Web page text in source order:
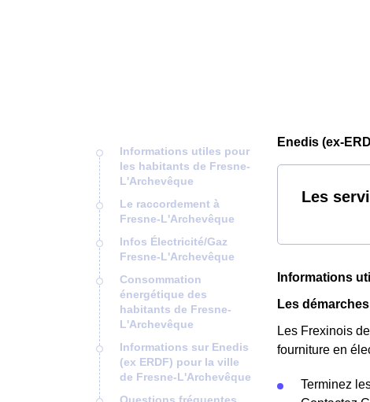
Informations utiles pour
les habitants de Fresne-
L'Archevêque
Le raccordement à
Fresne-L'Archevêque
Infos Électricité/Gaz
Fresne-L'Archevêque
Consommation
énergétique des
habitants de Fresne-
L'Archevêque
Informations sur Enedis
(ex ERDF) pour la ville
de Fresne-L'Archevêque
Enedis (ex-
Les
Informations
Les
Les Frexinois
fourniture en
Terminez